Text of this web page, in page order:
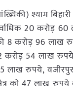
श्याम
20 करोड़
8 करोड़ 96 लाख
54 लाख
5 लाख रुपये,
को 47 लाख रुपये